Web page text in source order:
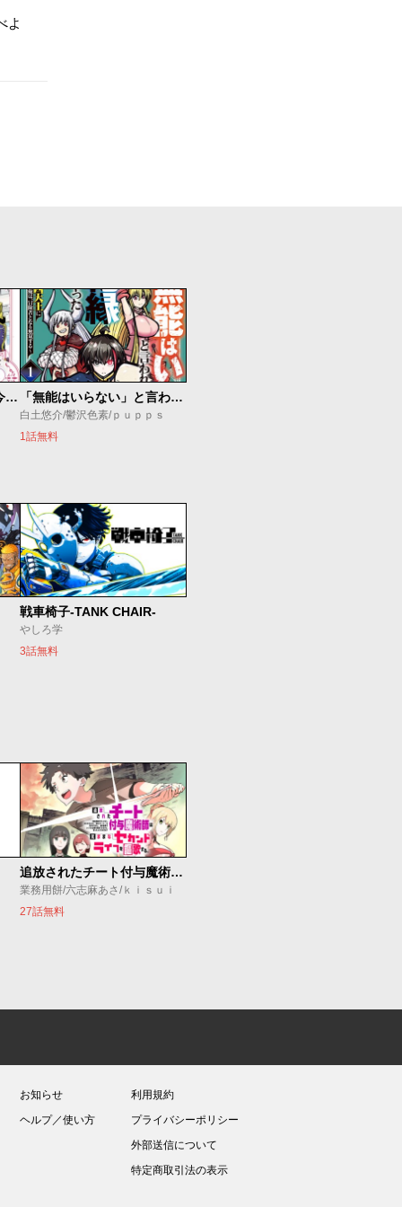
よ
話が違うと言われても、今更もう知りませんよ ～婚約破棄された公爵令嬢は第七王子に溺愛される～ 「無能はいらない」と言われたから絶縁してやった ～最強の四天王に育てられた俺は、冒険者となり無双する～
白土悠介/鬱沢色素/ｐｕｐｐｓ
1話無料
戦車椅子-TANK CHAIR-
やしろ学
3話無料
追放されたチート付与魔術師は気ままなセカンドライフを謳歌する。 ～俺は武器だけじゃなく、あらゆるものに『強化ポイント』を付与できるし、俺の意思でいつでも効果を解除できるけど、残った人たち大丈夫？～
業務用餅/六志麻あさ/ｋｉｓｕｉ
27話無料
お知らせ
ヘルプ／使い方
利用規約
プライバシーポリシー
外部送信について
特定商取引法の表示